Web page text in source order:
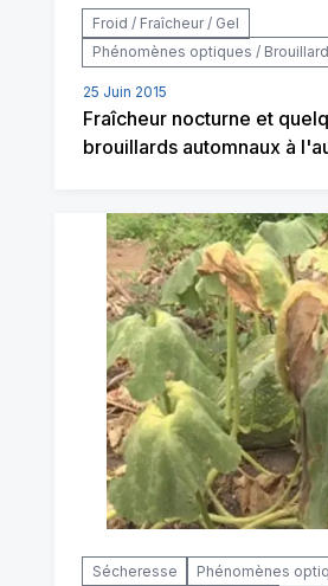
Froid / Fraîcheur / Gel
Phénomènes optiques / Brouillard
25 Juin 2015
Fraîcheur nocturne et
brouillards automnaux à
Sécheresse
Phénomènes